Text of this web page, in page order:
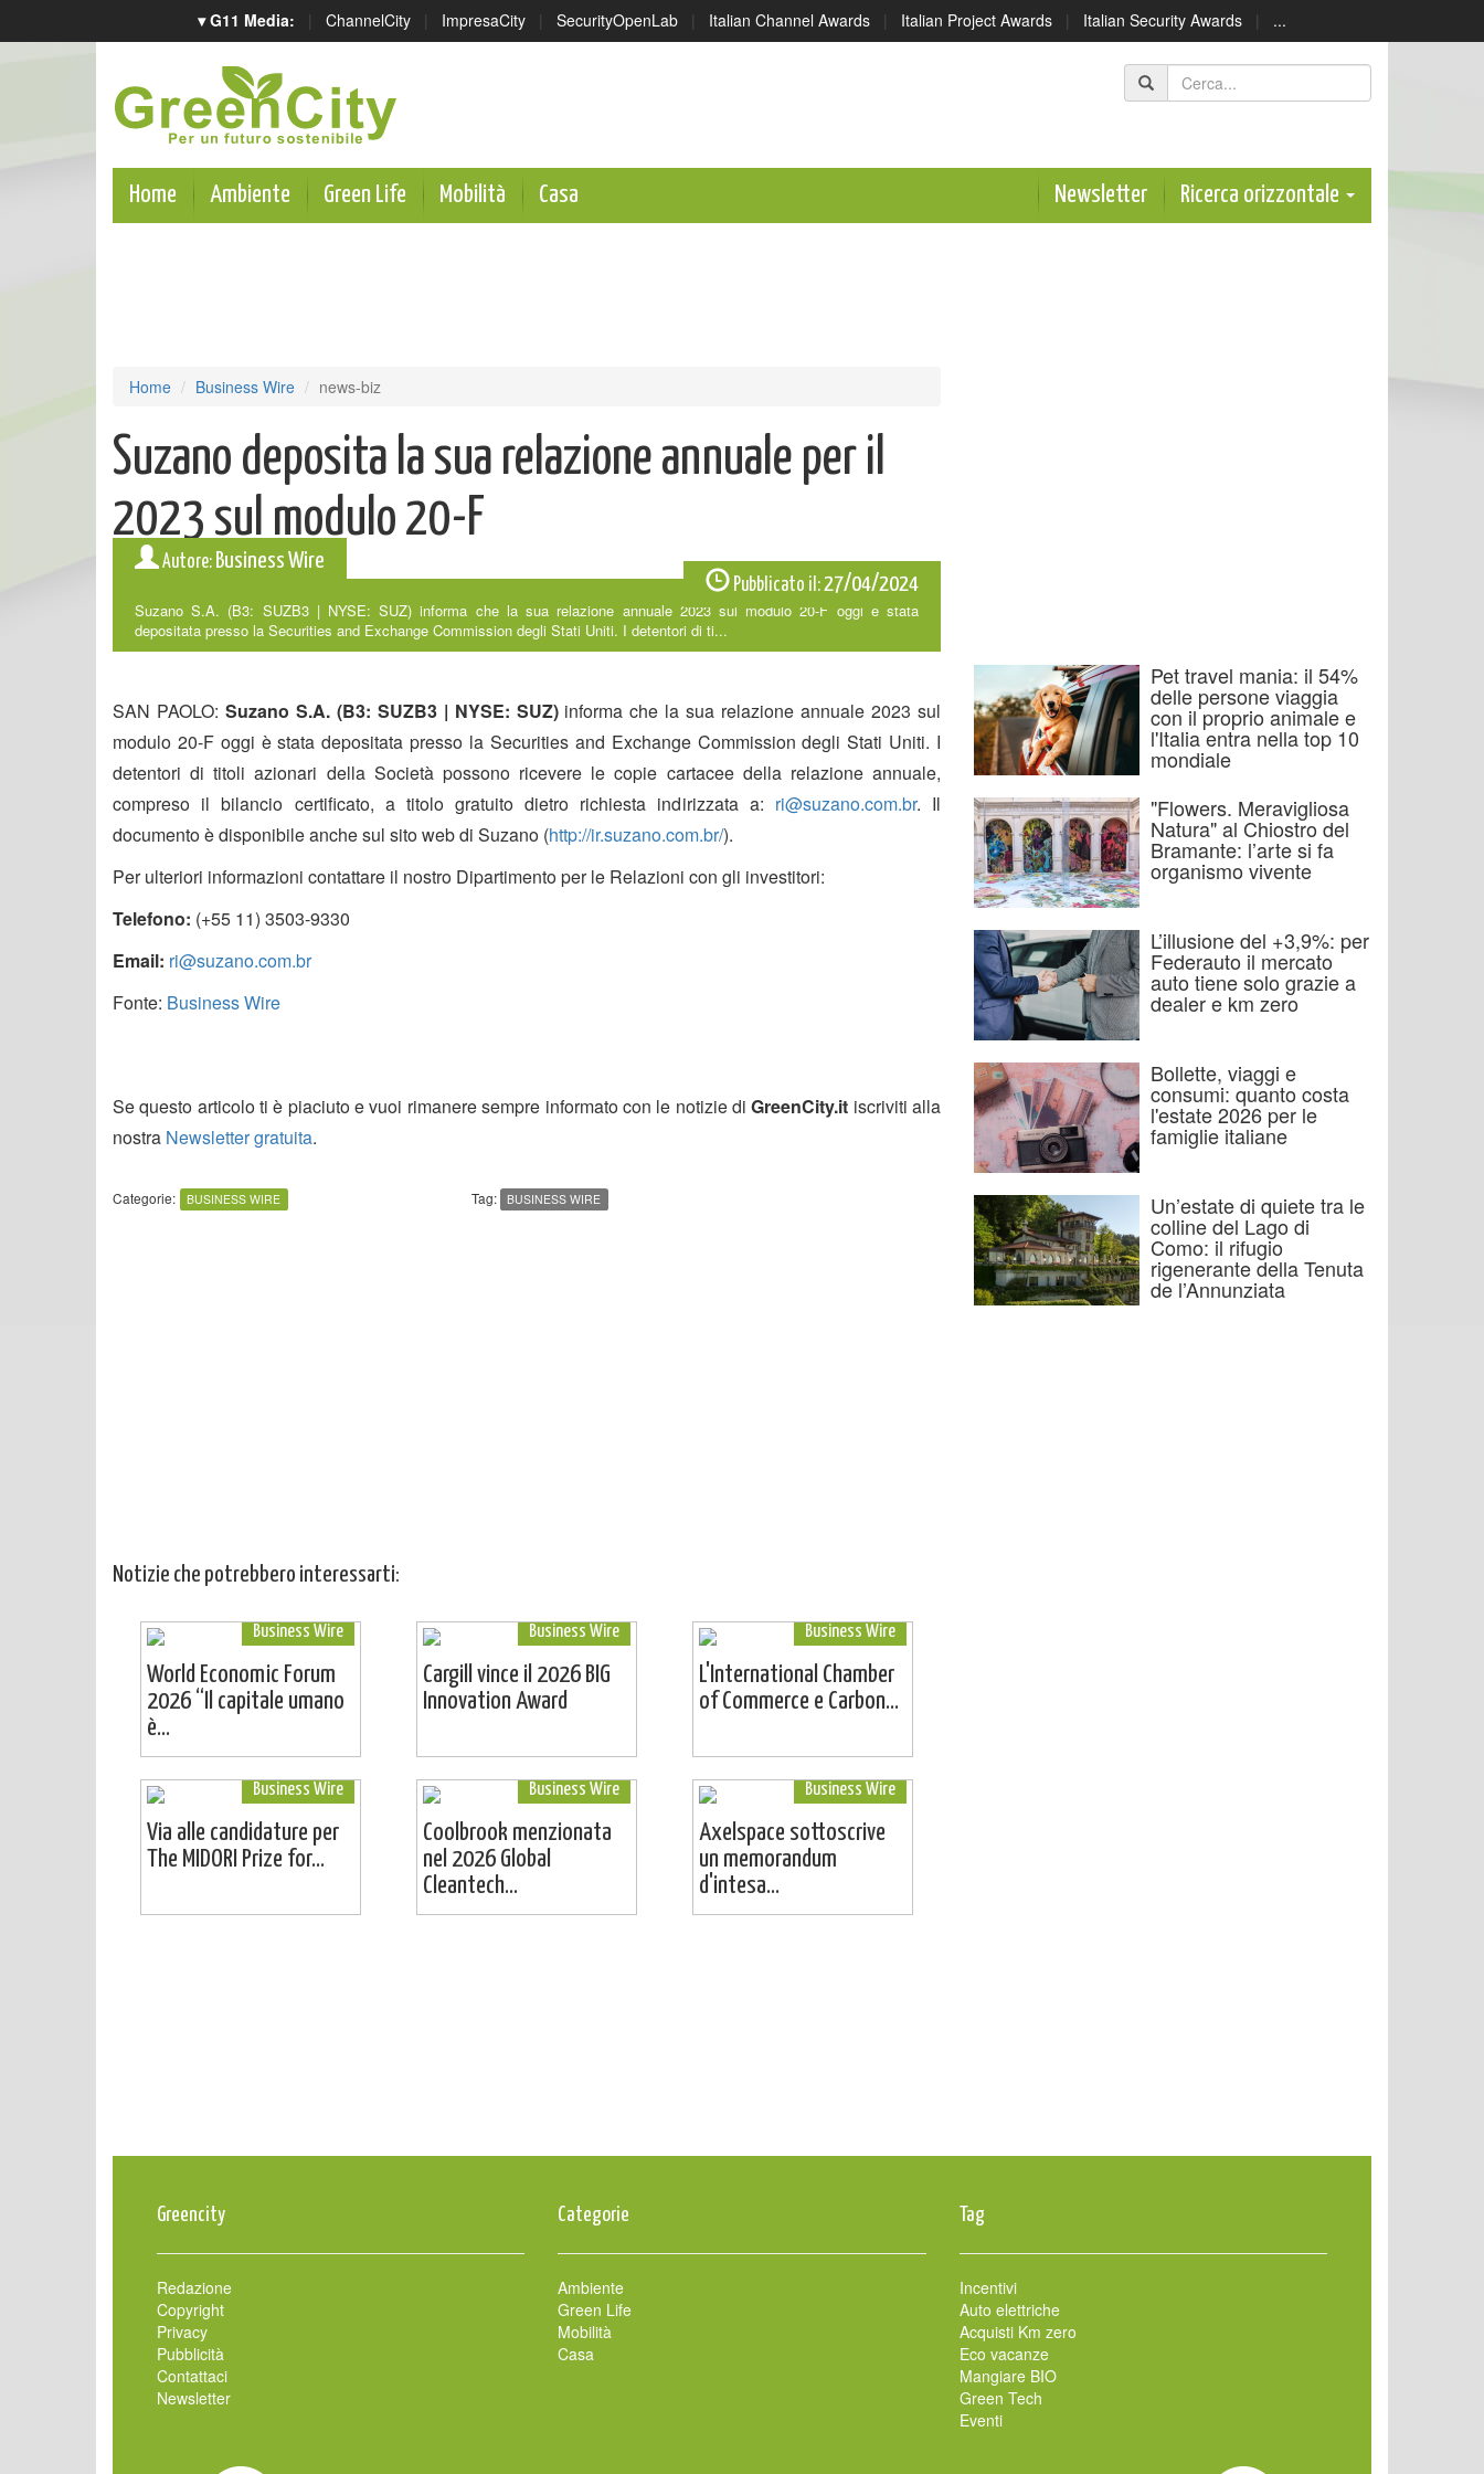
▾ G11 Media: | ChannelCity | ImpresaCity | SecurityOpenLab | Italian Channel Awards | Italian Project Awards | Italian Security Awards | ...
Home Ambiente Green Life Mobilità Casa Newsletter Ricerca orizzontale
Home Business Wire news-biz
Suzano deposita la sua relazione annuale per il
2023 sul modulo 20-F
Pubblicato il:27/04/2024
Autore: Business Wire
Suzano S.A. (B3: SUZB3 | NYSE: SUZ) informa che la sua relazione annuale 2023 sul modulo 20-F oggi è stata
depositata presso la Securities and Exchange Commission degli Stati Uniti. I detentori di ti...
SAN PAOLO: Suzano S.A. (B3: SUZB3 | NYSE: SUZ)informa che la sua relazione annuale 2023 sul
modulo 20-F oggi è stata depositata presso la Securities and Exchange Commission degli Stati Uniti. I
detentori di titoli azionari della Società possono ricevere le copie cartacee della relazione annuale,
compreso il bilancio certificato, a titolo gratuito dietro richiesta indirizzata a: ri@suzano.com.br. Il
documento è disponibile anche sul sito web di Suzano (http://ir.suzano.com.br/).
Per ulteriori informazioni contattare il nostro Dipartimento per le Relazioni con gli investitori:
Telefono: (+55 11) 3503-9330
Email: ri@suzano.com.br
Fonte: Business Wire
Se questo articolo ti è piaciuto e vuoi rimanere sempre informato con le notizie diGreenCity.it iscriviti alla
nostra Newsletter gratuita.
Categorie: BUSINESS WIRE Tag: BUSINESS WIRE
Notizie che potrebbero interessarti:
Business Wire
World Economic Forum
2026 “Il capitale umano
è...
Business Wire
Cargill vince il 2026 BIG
Innovation Award
Business Wire
L'International Chamber
of Commerce e Carbon...
Business Wire
Via alle candidature per
The MIDORI Prize for...
Business Wire
Coolbrook menzionata
nel 2026 Global
Cleantech...
Business Wire
Axelspace sottoscrive
un memorandum
d'intesa...
Pet travel mania: il 54%
delle persone viaggia
con il proprio animale e
l'Italia entra nella top 10
mondiale
"Flowers. Meravigliosa
Natura" al Chiostro del
Bramante: l’arte si fa
organismo vivente
L’illusione del +3,9%: per
Federauto il mercato
auto tiene solo grazie a
dealer e km zero
Bollette, viaggi e
consumi: quanto costa
l'estate 2026 per le
famiglie italiane
Un’estate di quiete tra le
colline del Lago di
Como: il rifugio
rigenerante della Tenuta
de l’Annunziata
Greencity
Redazione
Copyright
Privacy
Pubblicità
Contattaci
Newsletter
Categorie
Ambiente
Green Life
Mobilità
Casa
Tag
Incentivi
Auto elettriche
Acquisti Km zero
Eco vacanze
Mangiare BIO
Green Tech
Eventi